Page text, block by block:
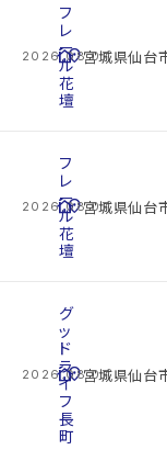
2026.08.07
cottage
フ
レ
ー
ル
花
壇
location_on宮城県仙台
2026.08.07
cottage
フ
レ
ー
ル
花
壇
location_on宮城県仙台
2026.08.07
cottage
グ
ッ
ド
ラ
イ
フ
長
町
location_on宮城県仙台